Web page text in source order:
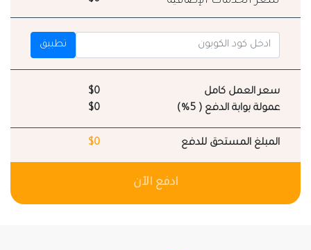
تطبيق
سعر العمل كامل
$0
عمولة بوابة الدفع ( 5%)
$0
المبلغ المستحق للدفع $0
ادفع الآن